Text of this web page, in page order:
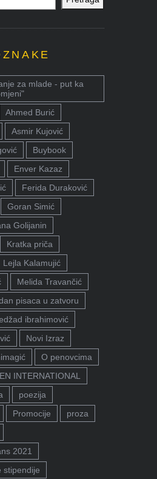
za mlade - put ka
Ahmed Burić
Asmir Kujović
Buybook
Enver Kazaz
Ferida Duraković
Goran Simić
Golijanin
Kratka priča
Lejla Kalamujić
Melida Travančić
pisaca u zatvoru
ibrahimović
Novi Izraz
O penovcima
INTERNATIONAL
poezija
Promocije
proza
2021
stipendije